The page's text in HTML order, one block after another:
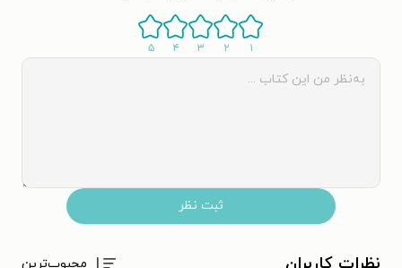
۱ ۲ ۳ ۴ ۵
ثبت نظر
محبوب‌ترین